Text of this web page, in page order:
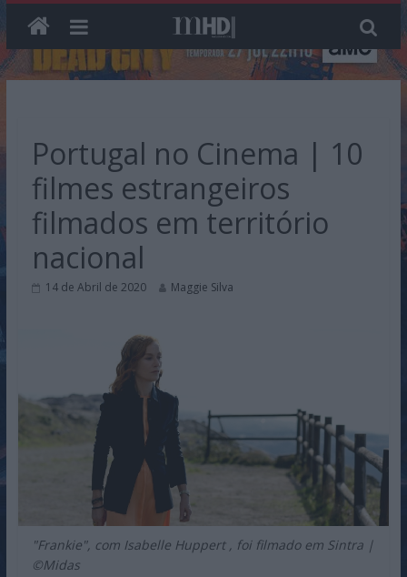
Portugal no Cinema | 10
filmes estrangeiros
filmados em território
nacional
14 de Abril de 2020 Maggie Silva
"Frankie", com Isabelle Huppert , foi filmado em Sintra |
©Midas